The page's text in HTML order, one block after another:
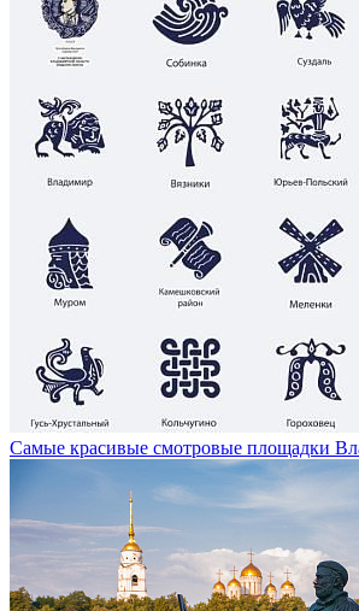
Самые красивые смотровые площадки